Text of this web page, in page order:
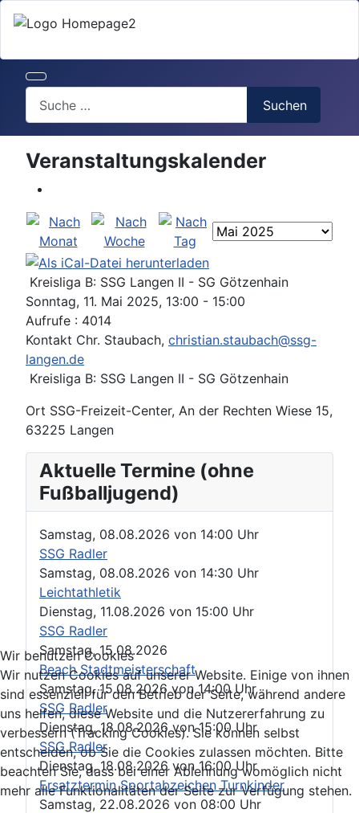
Suchen
Veranstaltungskalender
Kreisliga B: SSG Langen II - SG Götzenhain
Sonntag, 11. Mai 2025, 13:00 - 15:00
Aufrufe : 4014
Kontakt Chr. Staubach, christian.staubach@ssg-
langen.de
Kreisliga B: SSG Langen II - SG Götzenhain
Ort SSG-Freizeit-Center, An der Rechten Wiese 15,
63225 Langen
Aktuelle Termine (ohne
Fußballjugend)
Samstag, 08.08.2026 von 14:00 Uhr
SSG Radler
Samstag, 08.08.2026 von 14:30 Uhr
Leichtathletik
Dienstag, 11.08.2026 von 15:00 Uhr
SSG Radler
Samstag, 15.08.2026
Beach Stadtmeisterschaft
Samstag, 15.08.2026von14:00 Uhr
SSG Radler
Dienstag, 18.08.2026von15:00 Uhr
SSG Radler
Dienstag, 18.08.2026von16:00 Uhr
Ersatztermin Sportabzeichen Turnkinder
Samstag, 22.08.2026 von 08:00 Uhr
Wir benutzen Cookies
Wir nutzen Cookies auf unserer Website. Einige von ihnen
sind essenziell für den Betrieb der Seite, während andere
uns helfen, diese Website und die Nutzererfahrung zu
verbessern (Tracking Cookies). Sie können selbst
entscheiden, ob Sie die Cookies zulassen möchten. Bitte
beachten Sie, dass bei einer Ablehnung womöglich nicht
mehr alle Funktionalitäten der Seite zur Verfügung stehen.